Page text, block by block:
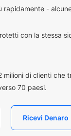
rapidamente -
con la stessa
milioni di clienti che
70 paesi.
Ricevi Denaro